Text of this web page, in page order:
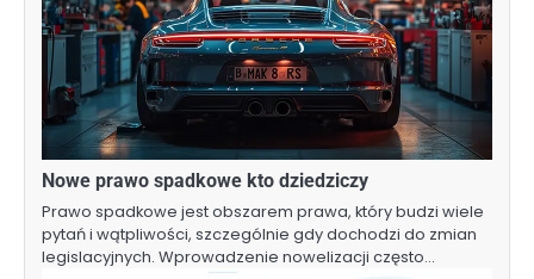
Nowe prawo spadkowe kto dziedziczy
Prawo spadkowe jest obszarem prawa, który budzi wiele
pytań i wątpliwości, szczególnie gdy dochodzi do zmian
legislacyjnych. Wprowadzenie nowelizacji często…